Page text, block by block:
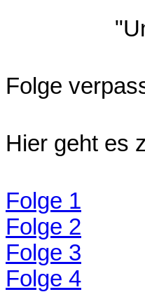
Folge
Hier geht es
Folge 1
Folge 2
Folge 3
Folge 4